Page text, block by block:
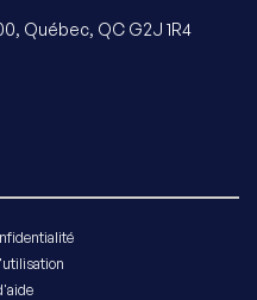
Québec, QC G2J 1R4